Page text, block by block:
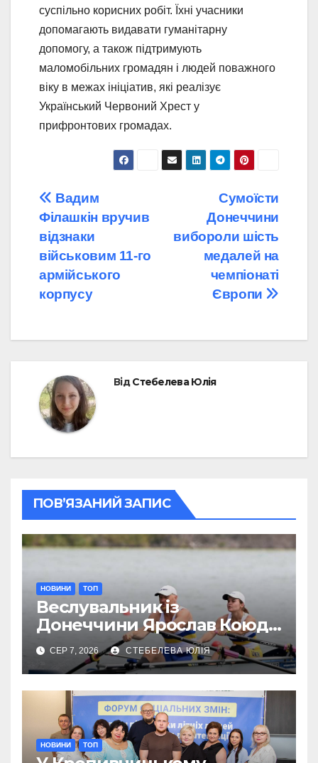
суспільно корисних робіт. Їхні учасники
допомагають видавати гуманітарну
допомогу, а також підтримують
маломобільних громадян і людей поважного
віку в межах ініціатив, які реалізує
Український Червоний Хрест у
прифронтових громадах.
Навігація
записів
Сумоїсти
Донеччини
вибороли шість
медалей на
чемпіонаті
Європи
Вадим
Філашкін вручив
відзнаки
військовим 11-го
армійського
корпусу
ВідСтебелева Юлія
ПОВ’ЯЗАНИЙ ЗАПИС
НОВИНИ ТОП
Веслувальник із
Донеччини Ярослав Коюда
завоював «срібло»
чемпіонату Європи
СЕР 7, 2026 СТЕБЕЛЕВА ЮЛІЯ
НОВИНИ ТОП